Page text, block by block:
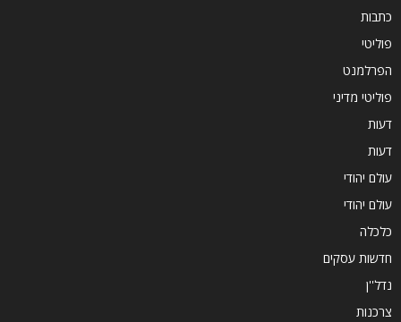
כתבות
פוליטי
הפרלמנט
פוליטי מדיני
דעות
דעות
עולם יהודי
עולם יהודי
כלכלה
חדשות עסקים
נדל''ן
צרכנות